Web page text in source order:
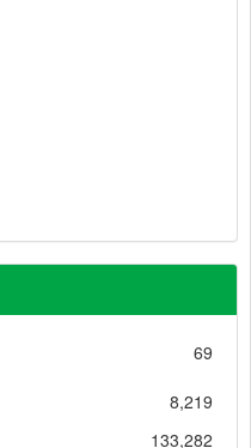
69
8,219
133,282